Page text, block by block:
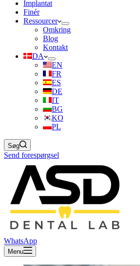
Implantat
Finér
Ressourcer
Omkring
Blog
Kontakt
DA
EN
FR
ES
DE
IT
BG
KO
PL
Søg
Send forespørgsel
WhatsApp
Menu